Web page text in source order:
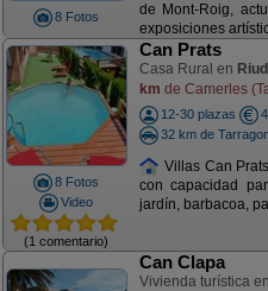
8 Fotos
de Mont-Roig,
exposiciones
8 Fotos
Video
(1 comentario)
Can Prats
Casa Rural en
km de Camerles
12-30 plazas
32 km de
Villas Can
con capacidad
jardín, barbacoa,
Can Clapa
Vivienda turística en